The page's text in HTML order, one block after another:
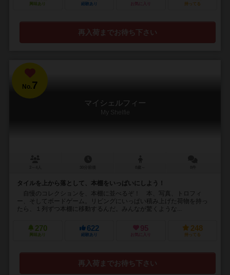
興味あり 経験あり お気に入り 持ってる
再入荷までお待ち下さい
No.7
マイシェルフィー
My Shelfie
タイルを上から落として、本棚をいっぱいにしよう！
自慢のコレクションを、本棚に並べるぞ！ 本、写真、トロフィ
ー、そしてボードゲーム。リビングにいっぱい積み上げた荷物を持っ
たら、１列ずつ本棚に移動するんだ。みんなが驚くような...
270
興味あり
622
経験あり
95
お気に入り
248
持ってる
再入荷までお待ち下さい